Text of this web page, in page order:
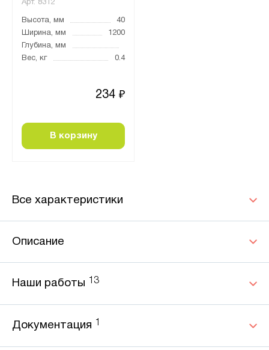
Арт. 8312
Высота, мм
40
Ширина, мм
1200
Глубина, мм
Вес, кг
0.4
234 ₽
В корзину
Все характеристики
Описание
Наши работы 13
Документация